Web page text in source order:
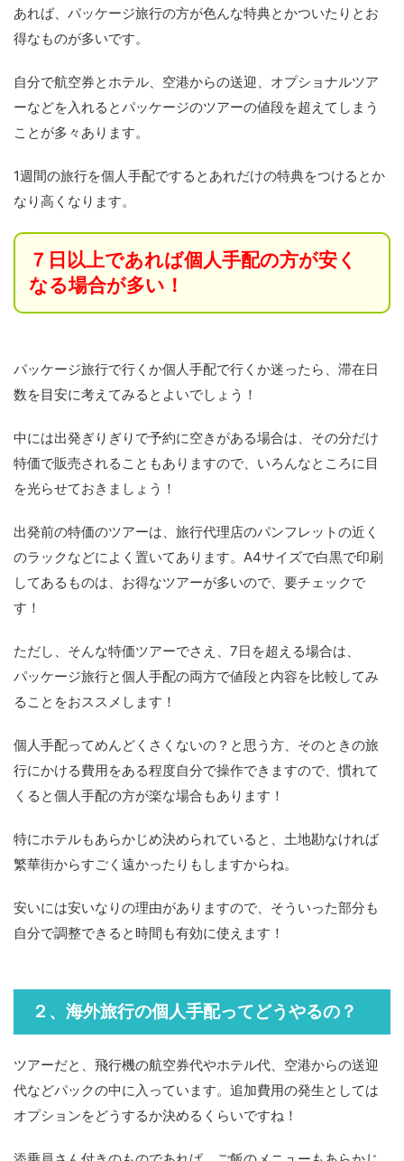
あれば、パッケージ旅行の方が色んな特典とかついたりとお
得なものが多いです。
自分で航空券とホテル、空港からの送迎、オプショナルツア
ーなどを入れるとパッケージのツアーの値段を超えてしまう
ことが多々あります。
1週間の旅行を個人手配でするとあれだけの特典をつけるとか
なり高くなります。
７日以上であれば個人手配の方が安く
なる場合が多い！
パッケージ旅行で行くか個人手配で行くか迷ったら、滞在日
数を目安に考えてみるとよいでしょう！
中には出発ぎりぎりで予約に空きがある場合は、その分だけ
特価で販売されることもありますので、いろんなところに目
を光らせておきましょう！
出発前の特価のツアーは、旅行代理店のパンフレットの近く
のラックなどによく置いてあります。A4サイズで白黒で印刷
してあるものは、お得なツアーが多いので、要チェックで
す！
ただし、そんな特価ツアーでさえ、7日を超える場合は、
パッケージ旅行と個人手配の両方で値段と内容を比較してみ
ることをおススメします！
個人手配ってめんどくさくないの？と思う方、そのときの旅
行にかける費用をある程度自分で操作できますので、慣れて
くると個人手配の方が楽な場合もあります！
特にホテルもあらかじめ決められていると、土地勘なければ
繁華街からすごく遠かったりもしますからね。
安いには安いなりの理由がありますので、そういった部分も
自分で調整できると時間も有効に使えます！
２、海外旅行の個人手配ってどうやるの？
ツアーだと、飛行機の航空券代やホテル代、空港からの送迎
代などパックの中に入っています。追加費用の発生としては
オプションをどうするか決めるくらいですね！